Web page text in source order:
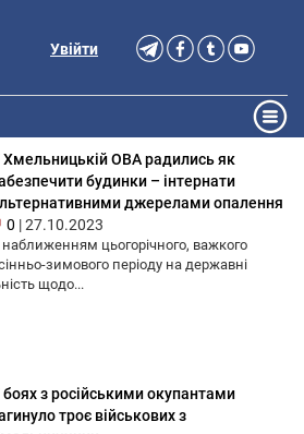
Увійти
Хмельницькій ОВА радились як
будинки – інтернати
джерелами опалення
0 |27.10.2023
цьогорічного, важкого
зимового періоду на державні
щодо...
боях з російськими окупантами
троє військових з